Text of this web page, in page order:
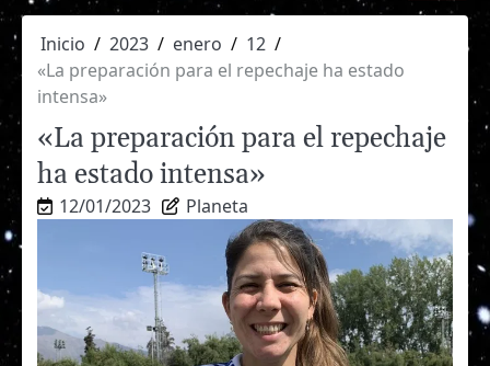
Inicio 2023 enero
12
«La preparación para el repechaje ha estado
intensa»
«La preparación para el repechaje
ha estado intensa»
12/01/2023 Planeta